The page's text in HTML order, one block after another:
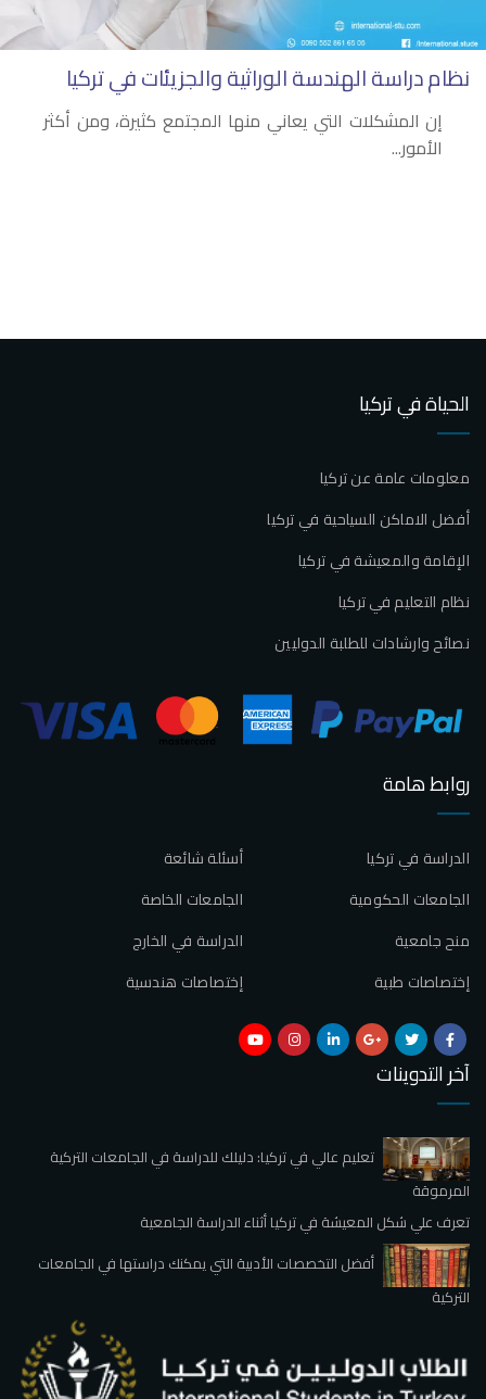
نظام دراسة الهندسة الوراثية والجزيئات في تركيا
إن المشكلات التي يعاني منها المجتمع كثيرة، ومن أكثر
الأمور...
الحياة في تركيا
معلومات عامة عن تركيا
أفضل الاماكن السياحية في تركيا
الإقامة والمعيشة في تركيا
نظام التعليم في تركيا
نصائح وارشادات للطلبة الدوليين
روابط هامة
أسئلة شائعة
الدراسة في تركيا
الجامعات الخاصة
الجامعات الحكومية
الدراسة في الخارج
منح جامعية
إختصاصات هندسية
إختصاصات طبية
آخر التدوينات
تعليم عالي في تركيا: دليلك للدراسة في الجامعات التركية
المرموقة
تعرف علي شكل المعيشة في تركيا أثناء الدراسة الجامعية
أفضل التخصصات الأدبية التي يمكنك دراستها في الجامعات
التركية